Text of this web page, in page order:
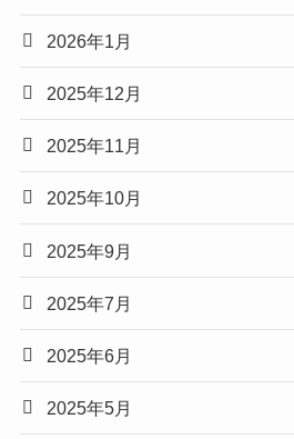
2026年1月
2025年12月
2025年11月
2025年10月
2025年9月
2025年7月
2025年6月
2025年5月